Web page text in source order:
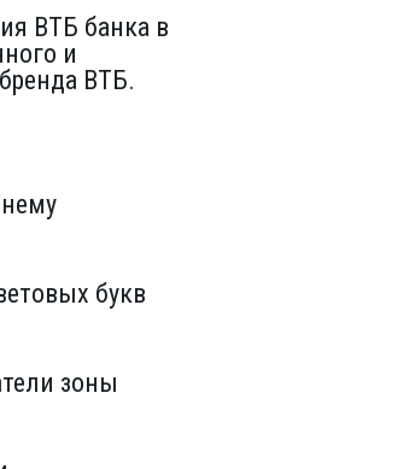
ВТБ банка в
и
ВТБ.
букв
зоны